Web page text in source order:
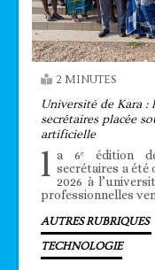
2 MINUTES
Université de Kara :
secrétaires placée
artificielle
l a 6ᵉ édition
secrétaires a été
2026 à
professionnelles
AUTRES RUBRIQUES
TECHNOLOGIE